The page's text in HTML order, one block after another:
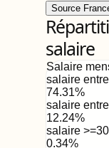
Source
salaire
Salaire
salaire
74.31%
salaire
12.24%
salaire
0.34%